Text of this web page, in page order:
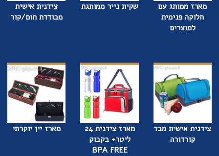
מארז ממותג עם
חלוקה פנימית
למוצרים
שקית נייר ממותגת
צידנית אישית
מבודדת חום/קור
צידנית אישית מבד
קורדורה
מארז צידנית 24
ליטר+ בקבוק
BPA FREE
מארז יין יוקרתי